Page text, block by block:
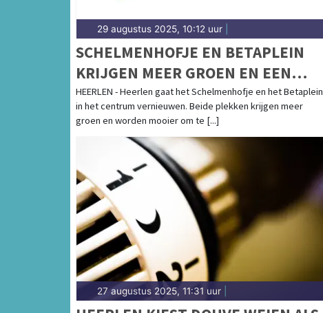
29 augustus 2025, 10:12 uur
SCHELMENHOFJE EN BETAPLEIN
KRIJGEN MEER GROEN EN EEN
HISTORISCH TINTJE
HEERLEN - Heerlen gaat het Schelmenhofje en het Betaplein
in het centrum vernieuwen. Beide plekken krijgen meer
groen en worden mooier om te [...]
27 augustus 2025, 11:31 uur